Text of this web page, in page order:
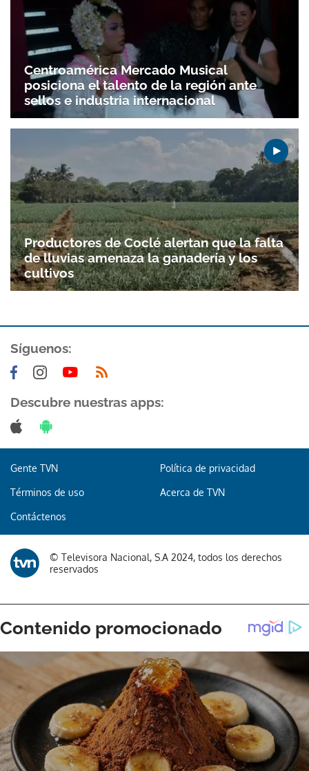
ACEPTAR
Centroamérica Mercado Musical
posiciona el talento de la región ante
sellos e industria internacional
Productores de Coclé alertan que la falta
de lluvias amenaza la ganadería y los
cultivos
Síguenos:
Descubre nuestras apps:
Gente TVN Política de privacidad
Términos de uso Acerca de TVN
Contáctenos
© Televisora Nacional, S.A 2024, todos los derechos
reservados